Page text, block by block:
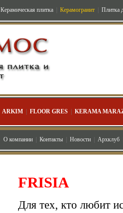
Керамическая плитка Керамогранит Плитка
ARKIM| FLOOR GRES| KERAMA
О компании| Контакты| Новости| Архклуб
FRISIA
Для тех, кто любит